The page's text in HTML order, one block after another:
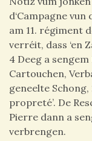
d‘Campagne vun
am 11. régiment
verréit, dass ‘en
4 Deeg a
Cartouchen,
geneelte Schong,
propreté’. De
Pierre dann a
verbrengen.